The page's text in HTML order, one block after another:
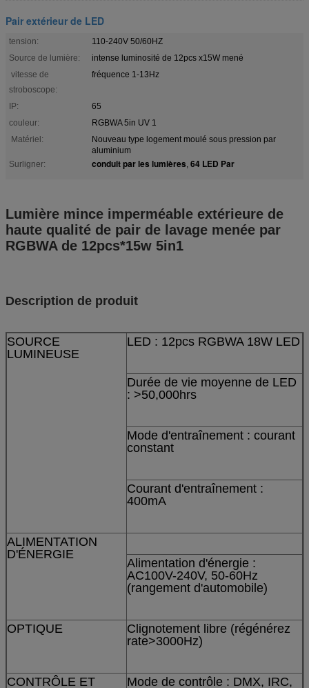
Pair extérieur de LED
tension:
110-240V 50/60HZ
Source de lumière:
intense luminosité de 12pcs x15W mené
vitesse de
stroboscope:
fréquence 1-13Hz
IP:
65
couleur:
RGBWA 5in UV 1
Matériel:
Nouveau type logement moulé sous pression par
aluminium
Surligner:
conduit par les lumières, 64 LED Par
Lumière mince imperméable extérieure de
haute qualité de pair de lavage menée par
RGBWA de 12pcs*15w 5in1
Description de produit
SOURCE
LUMINEUSE
LED : 12pcs RGBWA 18W LED
Durée de vie moyenne de LED
: >50,000hrs
Mode d'entraînement : courant
constant
Courant d'entraînement :
400mA
ALIMENTATION
D'ÉNERGIE
Alimentation d'énergie :
AC100V-240V, 50-60Hz
(rangement d'automobile)
OPTIQUE
Clignotement libre (régénérez
rate>3000Hz)
CONTRÔLE ET
Mode de contrôle : DMX, IRC,